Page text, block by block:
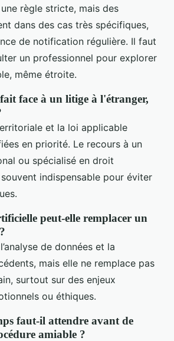
règle stricte, mais des
dans des cas très spécifiques,
de notification régulière. Il faut
un professionnel pour explorer
même étroite.
face à un litige à l'étranger,
et la loi applicable
en priorité. Le recours à un
ou spécialisé en droit
indispensable pour éviter
peut-elle remplacer un
de données et la
mais elle ne remplace pas
surtout sur des enjeux
ou éthiques.
faut-il attendre avant de
amiable ?